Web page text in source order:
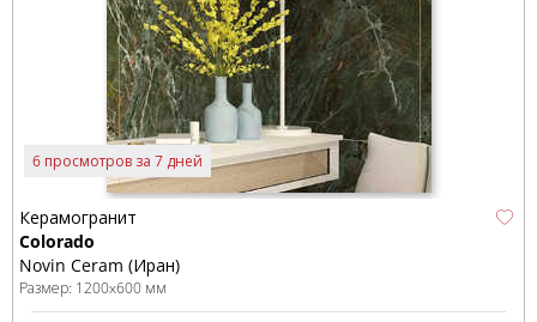
6 просмотров за 7 дней
Керамогранит
Colorado
Novin Ceram (Иран)
Размер: 1200x600 мм